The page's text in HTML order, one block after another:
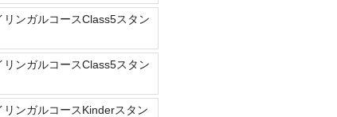
リンガルコースClass5スタン
リンガルコースClass5スタン
リンガルコースKinderスタン